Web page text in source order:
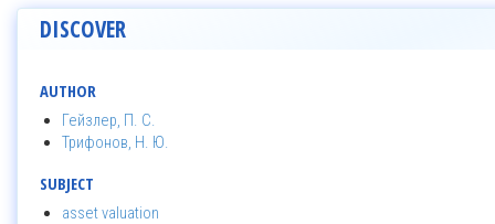
DISCOVER
AUTHOR
Гейзлер, П. С.
Трифонов, Н. Ю.
SUBJECT
asset valuation